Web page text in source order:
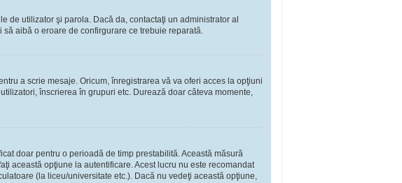
de utilizator şi parola. Dacă da, contactaţi un administrator al
aibă o eroare de confirgurare ce trebuie reparată.
a scrie mesaje. Oricum, înregistrarea vă va oferi acces la opţiuni
înscrierea în grupuri etc. Durează doar câteva momente,
doar pentru o perioadă de timp prestabilită. Această măsură
această opţiune la autentificare. Acest lucru nu este recomandat
(la liceu/universitate etc.). Dacă nu vedeţi această opţiune,